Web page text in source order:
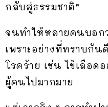
กลับสู่ธรรมชาติ”
จนทำให้หลายคนบอกว่
เพราะอย่างที่ทราบกัน
โรคร้าย เช่น ไข้เลือด
ผู้คนไปมากมาย